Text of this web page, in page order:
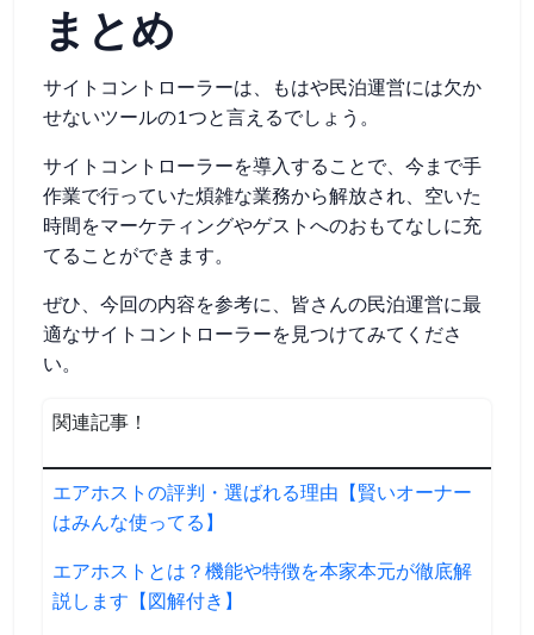
まとめ
サイトコントローラーは、もはや民泊運営には欠か
せないツールの1つと言えるでしょう。
サイトコントローラーを導入することで、今まで手
作業で行っていた煩雑な業務から解放され、空いた
時間をマーケティングやゲストへのおもてなしに充
てることができます。
ぜひ、今回の内容を参考に、皆さんの民泊運営に最
適なサイトコントローラーを見つけてみてくださ
い。
関連記事！
エアホストの評判・選ばれる理由【賢いオーナー
はみんな使ってる】
エアホストとは？機能や特徴を本家本元が徹底解
説します【図解付き】